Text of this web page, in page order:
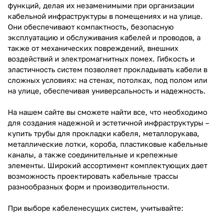
функций, делая их незаменимыми при организации
кабельной инфраструктуры в помещениях и на улице.
Они обеспечивают компактность, безопасную
эксплуатацию и обслуживания кабелей и проводов, а
также от механических повреждений, внешних
воздействий и электромагнитных помех. Гибкость и
эластичность систем позволяет прокладывать кабели в
сложных условиях: на стенах, потолках, под полом или
на улице, обеспечивая универсальность и надежность.
На нашем сайте вы сможете найти все, что необходимо
для создания надежной и эстетичной инфраструктуры –
купить трубы для прокладки кабеля, металлорукава,
металлические лотки, короба, пластиковые кабельные
каналы, а также соединительные и крепежные
элементы. Широкий ассортимент комплектующих дает
возможность проектировать кабельные трассы
разнообразных форм и производительности.
При выборе кабеленесущих систем, учитывайте: